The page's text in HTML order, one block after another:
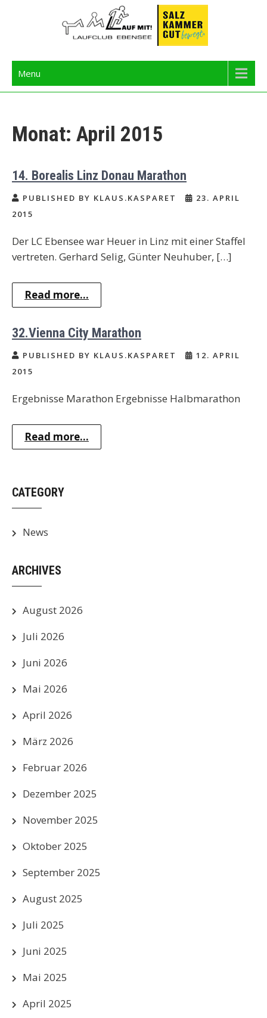
Langbathseelauf
Menu
Monat: April 2015
14. Borealis Linz Donau Marathon
PUBLISHED BY KLAUS.KASPARET
23. APRIL
2015
Der LC Ebensee war Heuer in Linz mit einer Staffel
vertreten. Gerhard Selig, Günter Neuhuber, […]
Read more...
32.Vienna City Marathon
PUBLISHED BY KLAUS.KASPARET
12. APRIL
2015
Ergebnisse Marathon Ergebnisse Halbmarathon
Read more...
CATEGORY
News
ARCHIVES
August 2026
Juli 2026
Juni 2026
Mai 2026
April 2026
März 2026
Februar 2026
Dezember 2025
November 2025
Oktober 2025
September 2025
August 2025
Juli 2025
Juni 2025
Mai 2025
April 2025